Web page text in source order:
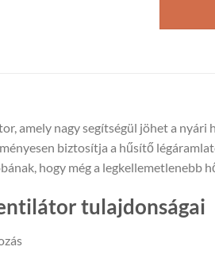
amely nagy segítségül jöhet a
biztosítja a hűsítő
hogy még a legkellemetlenebb
tulajdonságai